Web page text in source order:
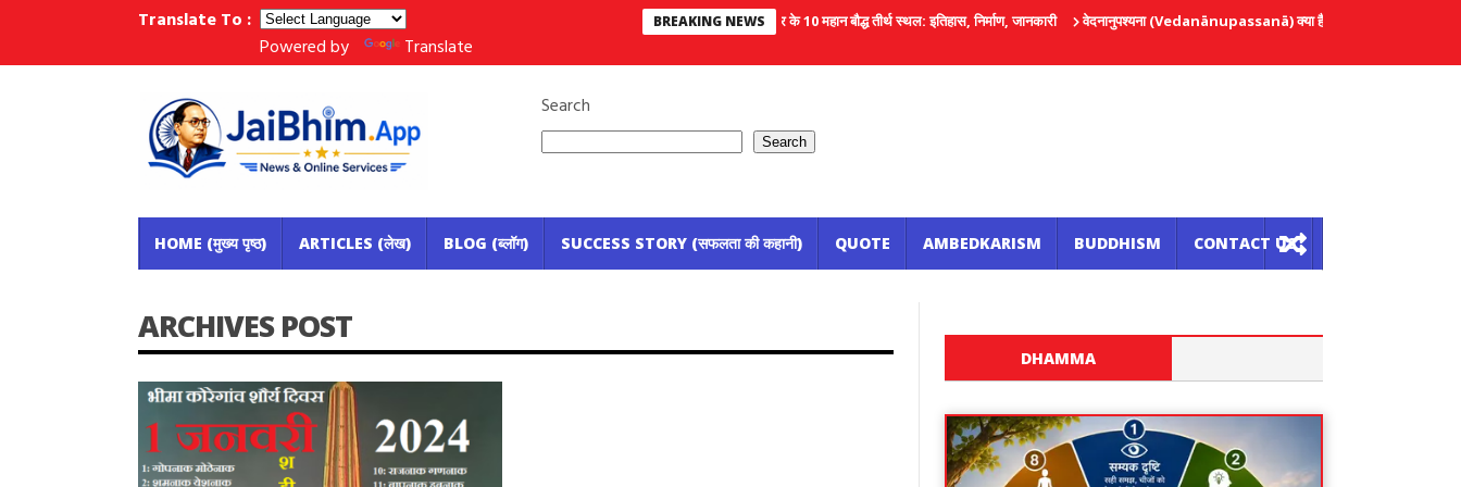
Translate To :
Powered by
Translate
BREAKING NEWS
महाराष्ट्र के 10 महान बौद्ध तीर्थ स्थल: इतिहास, निर्माण, जानकारी वेदनानुपश्यना (Vedanānupassanā) क्या है? कायानुपश्यना (काय-विपश्यना) क्या है?
Search
Search
HOME (मुख्य पृष्ठ) ARTICLES (लेख) BLOG (ब्लॉग) SUCCESS STORY (सफलता की कहानी) QUOTE AMBEDKARISM BUDDHISM CONTACT US
ARCHIVES POST
DHAMMA